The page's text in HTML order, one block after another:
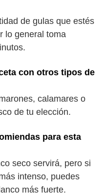
de gulas que estés
lo general toma
con otros tipos de
calamares o
de tu elección.
para esta
seco servirá, pero si
intenso, puedes
más fuerte.